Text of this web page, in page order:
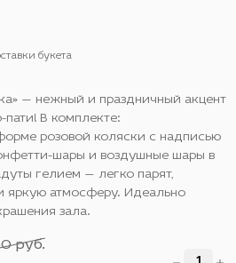
букета
— нежный и праздничный акцент
В комплекте:
розовой коляски с надписью
шары и воздушные шары в
гелием — легко парят,
яркую атмосферу. Идеально
зала.
руб.